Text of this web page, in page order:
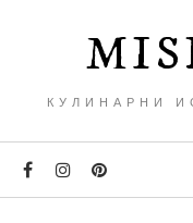
КУЛИНАРНИ